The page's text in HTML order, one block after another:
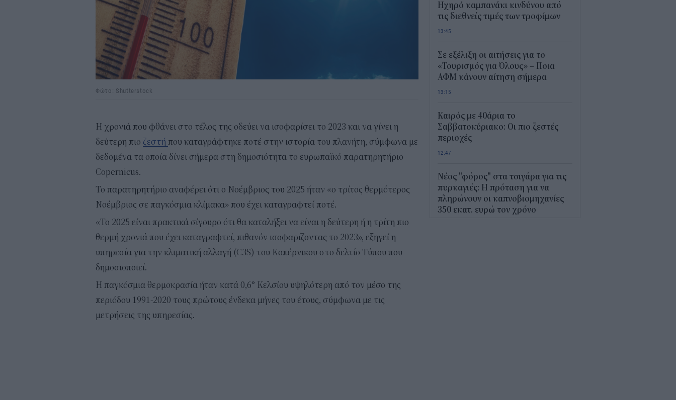
Φώτο: Shutterstock
Η χρονιά που φθάνει στο τέλος της οδεύει να ισοφαρίσει το 2023 και να γίνει η
δεύτερη πιο ζεστή που καταγράφτηκε ποτέ στην ιστορία του πλανήτη, σύμφωνα με
δεδομένα τα οποία δίνει σήμερα στη δημοσιότητα το ευρωπαϊκό παρατηρητήριο
Copernicus.
Το παρατηρητήριο αναφέρει ότι ο Νοέμβριος του 2025 ήταν «ο τρίτος θερμότερος
Νοέμβριος σε παγκόσμια κλίμακα» που έχει καταγραφτεί ποτέ.
«Το 2025 είναι πρακτικά σίγουρο ότι θα καταλήξει να είναι η δεύτερη ή η τρίτη πιο
θερμή χρονιά που έχει καταγραφτεί, πιθανόν ισοφαρίζοντας το 2023», εξηγεί η
υπηρεσία για την κλιματική αλλαγή (C3S) του Κοπέρνικου στο δελτίο Τύπου που
δημοσιοποιεί.
Η παγκόσμια θερμοκρασία ήταν κατά 0,6° Κελσίου υψηλότερη από τον μέσο της
περιόδου 1991-2020 τους πρώτους ένδεκα μήνες του έτους, σύμφωνα με τις
μετρήσεις της υπηρεσίας.
Ηχηρό καμπανάκι κινδύνου από
τις διεθνείς τιμές των τροφίμων
13:45
Σε εξέλιξη οι αιτήσεις για το
«Τουρισμός για Όλους» – Ποια
ΑΦΜ κάνουν αίτηση σήμερα
13:15
Καιρός με 40άρια το
Σαββατοκύριακο: Οι πιο ζεστές
περιοχές
12:47
Νέος "φόρος" στα τσιγάρα για τις
πυρκαγιές: Η πρόταση για να
πληρώνουν οι καπνοβιομηχανίες
350 εκατ. ευρώ τον χρόνο